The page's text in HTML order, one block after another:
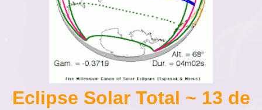
Eclipse Solar Total ~ 13 de